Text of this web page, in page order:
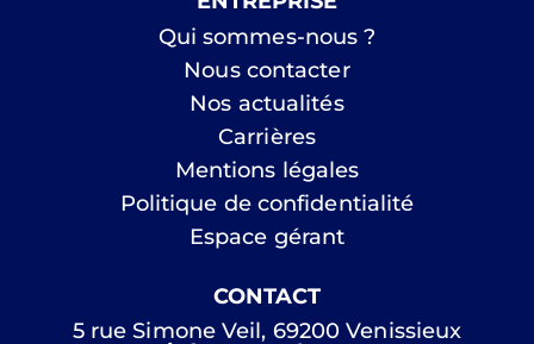
Qui sommes-nous ?
Nous contacter
Nos actualités
Carrières
Mentions légales
Politique de confidentialité
Espace gérant
CONTACT
5 rue Simone Veil, 69200 Venissieux